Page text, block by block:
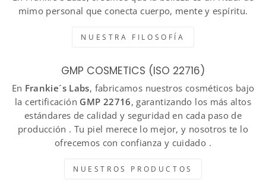
mimo personal que conecta cuerpo, mente y espíritu.
NUESTRA FILOSOFÍA
GMP COSMETICS (ISO 22716)
En Frankie´s Labs, fabricamos nuestros cosméticos bajo
la certificación GMP 22716, garantizando los más altos
estándares de calidad y seguridad en cada paso de
producción . Tu piel merece lo mejor, y nosotros te lo
ofrecemos con confianza y cuidado .
NUESTROS PRODUCTOS